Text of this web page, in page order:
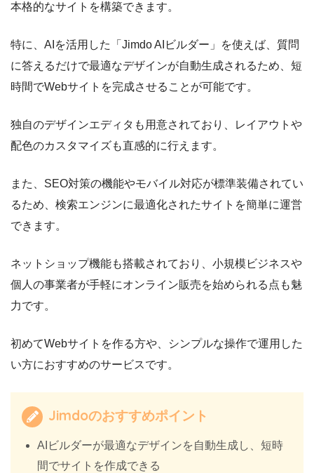
本格的なサイトを構築できます。
特に、AIを活用した「Jimdo AIビルダー」を使えば、質問
に答えるだけで最適なデザインが自動生成されるため、短
時間でWebサイトを完成させることが可能です。
独自のデザインエディタも用意されており、レイアウトや
配色のカスタマイズも直感的に行えます。
また、SEO対策の機能やモバイル対応が標準装備されてい
るため、検索エンジンに最適化されたサイトを簡単に運営
できます。
ネットショップ機能も搭載されており、小規模ビジネスや
個人の事業者が手軽にオンライン販売を始められる点も魅
力です。
初めてWebサイトを作る方や、シンプルな操作で運用した
い方におすすめのサービスです。
Jimdoのおすすめポイント
AIビルダーが最適なデザインを自動生成し、短時
間でサイトを作成できる